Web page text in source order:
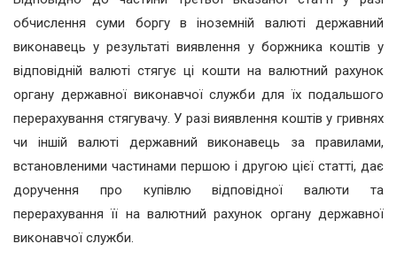
обчислення суми боргу в іноземній валюті державний
виконавець у результаті виявлення у боржника коштів у
відповідній валюті стягує ці кошти на валютний рахунок
органу державної виконавчої служби для їх подальшого
перерахування стягувачу. У разі виявлення коштів у гривнях
чи іншій валюті державний виконавець за правилами,
встановленими частинами першою і другою цієї статті, дає
доручення про купівлю відповідної валюти та
перерахування її на валютний рахунок органу державної
виконавчої служби.